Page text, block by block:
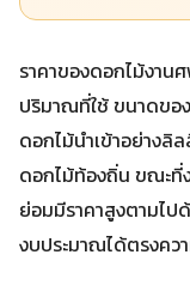
ราคาของดอกไม้งา
ปริมาณที่ใช้ ขนาดขอ
ดอกไม้นำเข้าอย่างลิ
ดอกไม้ท้องถิ่น ขณะที่
ย่อมมีราคาสูงตามไป
งบประมาณได้ตรงคว